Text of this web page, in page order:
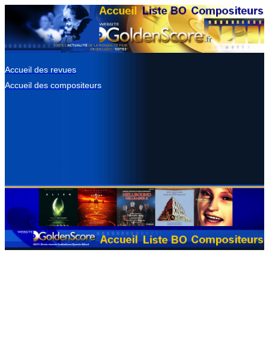
Accueil des revues
Accueil des compositeurs